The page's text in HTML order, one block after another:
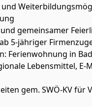
gemeinsamer
jähriger
in
Lebensmittel, E-
gem. SWÖ-KV für